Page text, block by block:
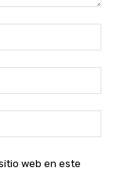
web en este